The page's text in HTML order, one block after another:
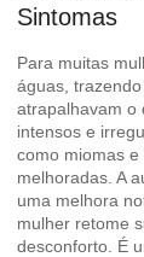
Sintomas
Para muitas
águas,
atrapalhavam o
intensos e
como miomas
melhoradas. A
uma melhora
mulher retome
desconforto. É